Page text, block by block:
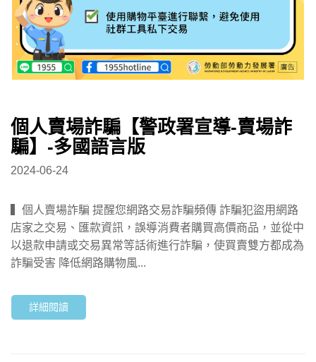
個人賣場詐騙【警政署宣導-賣場詐
騙】-多國語言版
2024-06-24
▍個人賣場詐騙 提醒您網路交易詐騙頻傳 詐騙犯盜用網路
店家之交易、匯款資訊，誤導消費者購買高價商品，並從中
以退款申請或交易異常等話術進行詐騙，使買賣雙方都成為
詐騙受害 降低網路購物風...
詳細閱讀